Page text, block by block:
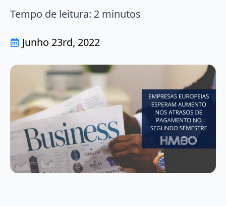
Tempo de leitura: 2 minutos
Junho 23rd, 2022